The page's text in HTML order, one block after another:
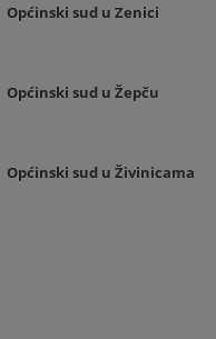
Općinski sud u Zenici
Općinski sud u Žepču
Općinski sud u Živinicama